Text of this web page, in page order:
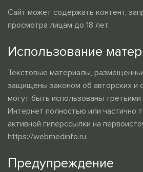
Сайт может содержать контент,
просмотра лицам до 18 лет.
Использование
Текстовые материалы,
защищены законом об авторских и
могут быть использованы третьими
Интернет полностью или частично
активной гиперссылки на
https://webmedinfo.ru.
Предупреждение